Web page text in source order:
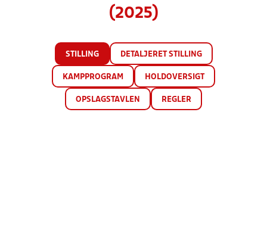
(2025)
STILLING DETALJERET STILLING
KAMPPROGRAM HOLDOVERSIGT
OPSLAGSTAVLEN REGLER